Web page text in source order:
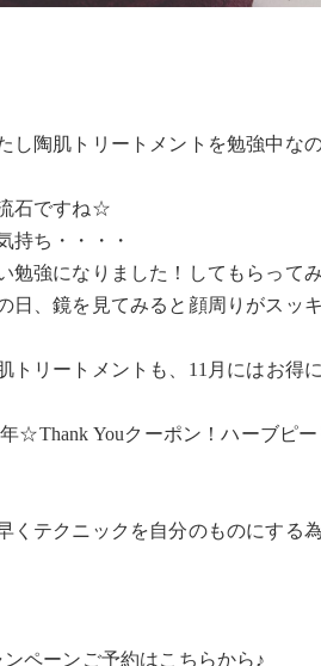
し陶肌トリートメントを勉強中な
石ですね☆
持ち・・・・
勉強になりました！してもらって
日、鏡を見てみると顔周りがスッ
トリートメントも、11月にはお得
☆Thank Youクーポン！ハーブピ
くテクニックを自分のものにする
ンペーンご予約はこちらから♪